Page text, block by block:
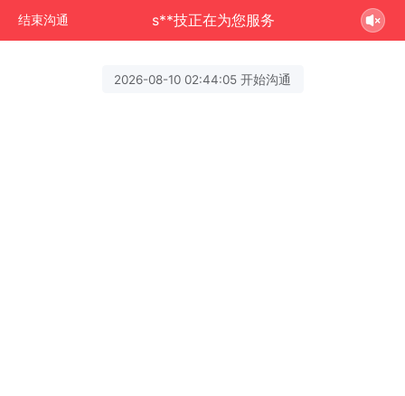
结束沟通 s**技正在为您服务
2026-08-10 02:44:05 开始沟通